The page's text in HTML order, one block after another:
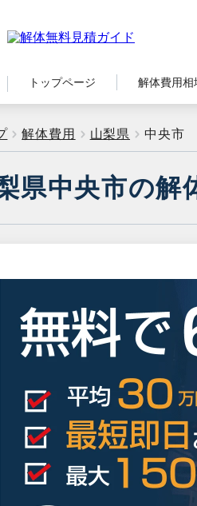
トップページ 解体費用相
解体費用 山梨県 中央市
県中央市の解